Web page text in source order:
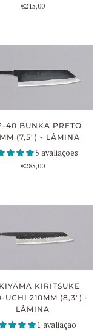
€215,00
40 BUNKA PRETO
(7,5") - LÂMINA
5 avaliações
€285,00
KIRITSUKE
UCHI 210MM (8,3") -
LÂMINA
1 avaliação